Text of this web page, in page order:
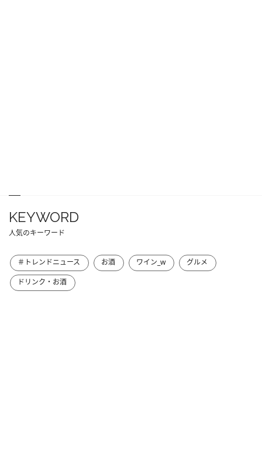
KEYWORD
人気のキーワード
＃トレンドニュース お酒 ワイン_w
グルメ
ドリンク・お酒